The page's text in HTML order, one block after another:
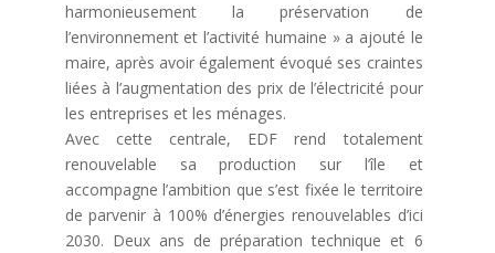
harmonieusement la préservation de
l’environnement et l’activité humaine » a ajouté le
maire, après avoir également évoqué ses craintes
liées à l’augmentation des prix de l’électricité pour
les entreprises et les ménages.
Avec cette centrale, EDF rend totalement
renouvelable sa production sur l’île et
accompagne l’ambition que s’est fixée le territoire
de parvenir à 100% d’énergies renouvelables d’ici
2030. Deux ans de préparation technique et 6